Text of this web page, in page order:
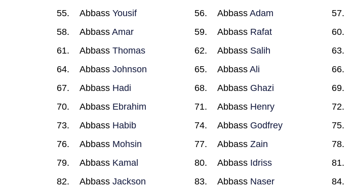
Abbass Yousif Abbass Adam
Abbass Amar Abbass Rafat
Abbass Thomas Abbass Salih
Abbass Johnson Abbass Ali
Abbass Hadi Abbass Ghazi
Abbass Ebrahim Abbass Henry
Abbass Habib Abbass Godfrey
Abbass Mohsin Abbass Zain
Abbass Kamal Abbass Idriss
Abbass Jackson Abbass Naser